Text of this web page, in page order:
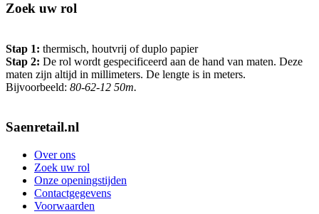
Zoek uw rol
Stap 1: thermisch, houtvrij of duplo papier
Stap 2: De rol wordt gespecificeerd aan de hand van maten. Deze
maten zijn altijd in millimeters. De lengte is in meters.
Bijvoorbeeld: 80-62-12 50m.
Saenretail.nl
Over ons
Zoek uw rol
Onze openingstijden
Contactgegevens
Voorwaarden